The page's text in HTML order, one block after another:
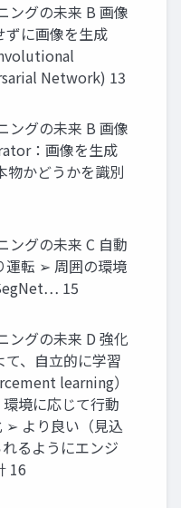
ングの未来 B 画像
ずに画像を生成
Network) 13
ングの未来 B 画像
：画像を生成
かどうかを識別
ングの未来 C 自動
運転 ➢ 周囲の環境
15
ングの未来 D 強化
、自立的に学習
learning）
境に応じて行動
より良い（見込
るようにエンジ
16